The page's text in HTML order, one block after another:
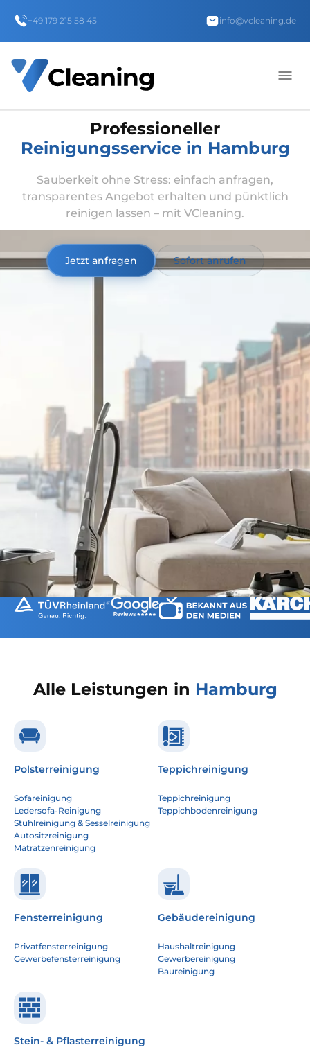
+49 179 215 58 45 info@vcleaning.de
Professioneller
Reinigungsservice in Hamburg
Sauberkeit ohne Stress: einfach anfragen,
transparentes Angebot erhalten und pünktlich
reinigen lassen – mit VCleaning.
Jetzt anfragen Sofort anrufen
Alle Leistungen in Hamburg
Polsterreinigung
Sofareinigung
Ledersofa-Reinigung
Stuhlreinigung & Sesselreinigung
Autositzreinigung
Matratzenreinigung
Teppichreinigung
Teppichreinigung
Teppichbodenreinigung
Fensterreinigung
Privatfensterreinigung
Gewerbefensterreinigung
Gebäudereinigung
Haushaltreinigung
Gewerbereinigung
Baureinigung
Stein- & Pflasterreinigung